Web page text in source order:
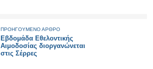
ΠΡΟΗΓΟΥΜΕΝΟ ΑΡΘΡΟ
Εβδομάδα Εθελοντικής
Αιμοδοσίας διοργανώνεται
στις Σέρρες